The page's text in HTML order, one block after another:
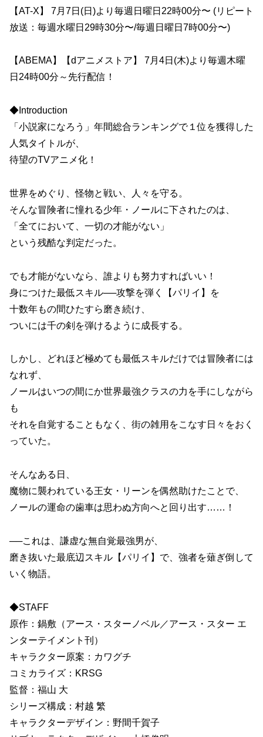
【AT-X】 7月7日(日)より毎週日曜日22時00分〜 (リピート
放送：毎週水曜日29時30分〜/毎週日曜日7時00分〜)
【ABEMA】【dアニメストア】 7月4日(木)より毎週木曜
日24時00分～先行配信！
◆Introduction
「小説家になろう」年間総合ランキングで１位を獲得した
人気タイトルが、
待望のTVアニメ化！
世界をめぐり、怪物と戦い、人々を守る。
そんな冒険者に憧れる少年・ノールに下されたのは、
「全てにおいて、一切の才能がない」
という残酷な判定だった。
でも才能がないなら、誰よりも努力すればいい！
身につけた最低スキル──攻撃を弾く【パリイ】を
十数年もの間ひたすら磨き続け、
ついには千の剣を弾けるように成長する。
しかし、どれほど極めても最低スキルだけでは冒険者には
なれず、
ノールはいつの間にか世界最強クラスの力を手にしながら
も
それを自覚することもなく、街の雑用をこなす日々をおく
っていた。
そんなある日、
魔物に襲われている王女・リーンを偶然助けたことで、
ノールの運命の歯車は思わぬ方向へと回り出す……！
──これは、謙虚な無自覚最強男が、
磨き抜いた最底辺スキル【パリイ】で、強者を薙ぎ倒して
いく物語。
◆STAFF
原作：鍋敷（アース・スターノベル／アース・スター エ
ンターテイメント刊）
キャラクター原案：カワグチ
コミカライズ：KRSG
監督：福山 大
シリーズ構成：村越 繁
キャラクターデザイン：野間千賀子